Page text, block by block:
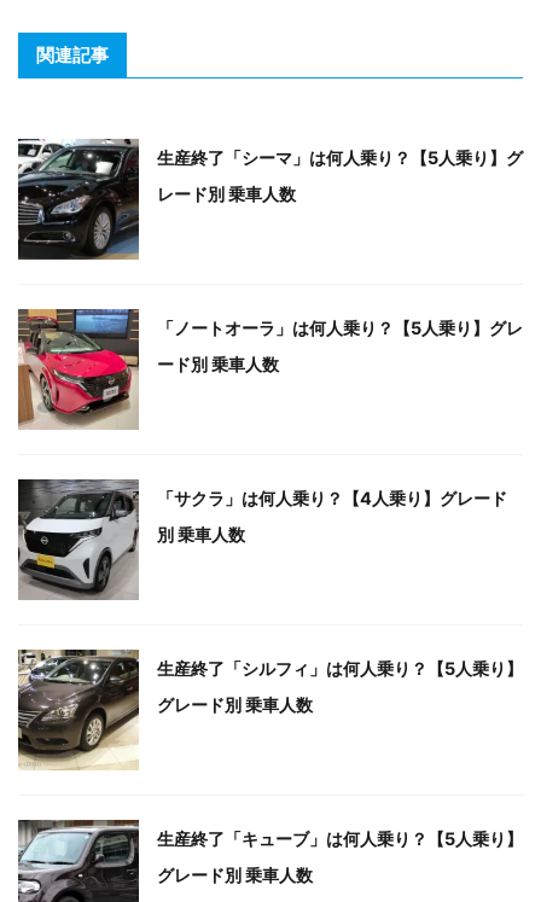
関連記事
生産終了「シーマ」は何人乗り？【5人乗り】グ
レード別 乗車人数
「ノートオーラ」は何人乗り？【5人乗り】グレ
ード別 乗車人数
「サクラ」は何人乗り？【4人乗り】グレード
別 乗車人数
生産終了「シルフィ」は何人乗り？【5人乗り】
グレード別 乗車人数
生産終了「キューブ」は何人乗り？【5人乗り】
グレード別 乗車人数